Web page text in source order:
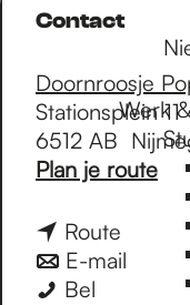
Werk
Contact
Doornroosje
Stationsplein 11
6512 AB
Plan je routen
Route
a
E-mail
Bel